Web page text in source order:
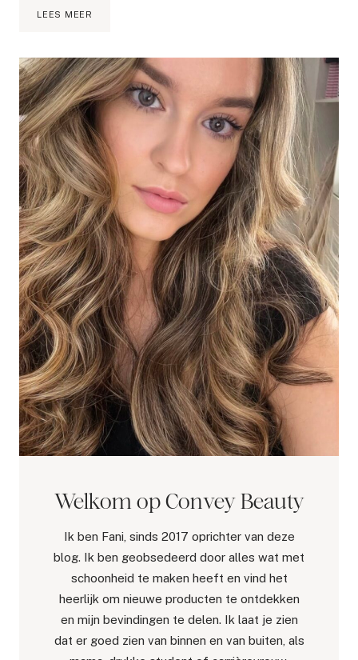
LEES MEER
LIPSTICKS
OOIT
GEMAAKT!
Welkom op Convey Beauty
Ik ben Fani, sinds 2017 oprichter van deze
blog. Ik ben geobsedeerd door alles wat met
schoonheid te maken heeft en vind het
heerlijk om nieuwe producten te ontdekken
en mijn bevindingen te delen. Ik laat je zien
dat er goed zien van binnen en van buiten, als